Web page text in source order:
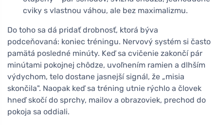
cviky s vlastnou váhou, ale bez maximalizmu.
Do toho sa dá pridať drobnosť, ktorá býva
podceňovaná: koniec tréningu. Nervový systém si často
pamätá posledné minúty. Keď sa cvičenie zakončí pár
minútami pokojnej chôdze, uvoľnením ramien a dlhším
výdychom, telo dostane jasnejší signál, že „misia
skončila". Naopak keď sa tréning utnie rýchlo a človek
hneď skočí do sprchy, mailov a obrazoviek, prechod do
pokoja sa oddiali.